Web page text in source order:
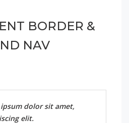
BORDER &
NAV
dolor sit amet,
elit.